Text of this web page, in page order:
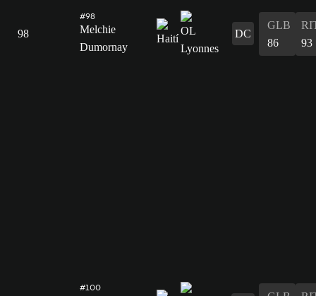
98
#98
Melchie
Dumornay
DC
GLB
86
93
#100